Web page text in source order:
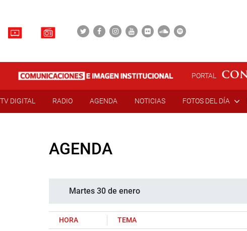
PORTAL
TV DIGITAL RADIO AGENDA NOTICIAS FOTOS DEL DÍA
AGENDA
Martes 30 de enero
HORA TEMA